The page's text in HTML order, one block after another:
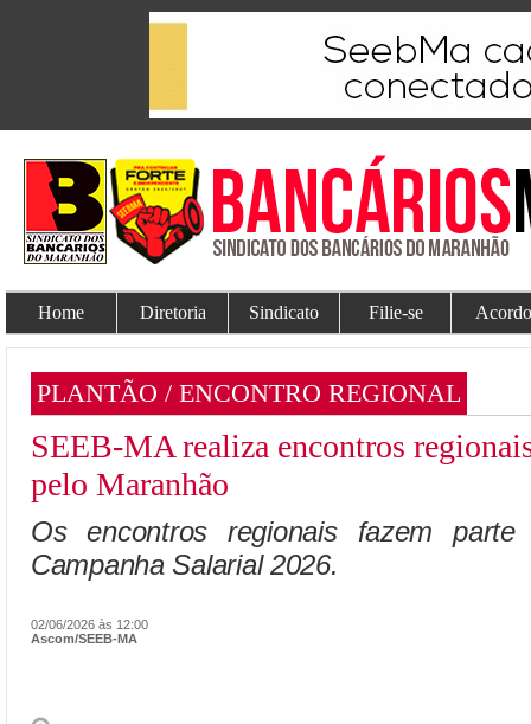
Home Diretoria Sindicato Filie-se
PLANTÃO / ENCONTRO REGIONAL
SEEB-MA realiza encontros
pelo Maranhão
Os encontros regionais fazem
Campanha Salarial 2026.
02/06/2026 às 12:00
Ascom/SEEB-MA